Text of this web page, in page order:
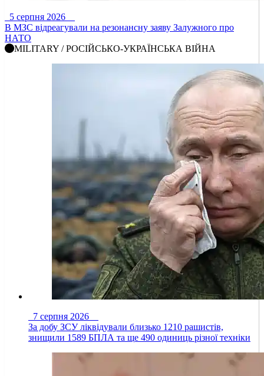
5 серпня 2026
В МЗС відреагували на резонансну заяву Залужного про
НАТО
MILITARY / РОСІЙСЬКО-УКРАЇНСЬКА ВІЙНА
7 серпня 2026
За добу ЗСУ ліквідували близько 1210 рашистів,
знищили 1589 БПЛА та ще 490 одиниць різної техніки